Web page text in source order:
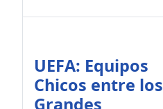
UEFA: Equipos
Chicos entre los
Grandes